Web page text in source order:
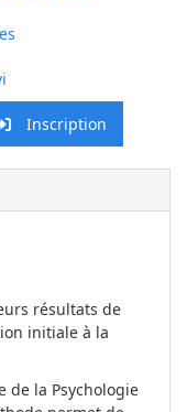
Inscription
résultats de
initiale à la
de la Psychologie